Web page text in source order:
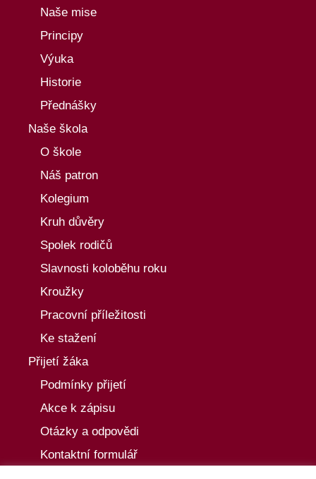
Naše mise
Principy
Výuka
Historie
Přednášky
Naše škola
O škole
Náš patron
Kolegium
Kruh důvěry
Spolek rodičů
Slavnosti koloběhu roku
Kroužky
Pracovní příležitosti
Ke stažení
Přijetí žáka
Podmínky přijetí
Akce k zápisu
Otázky a odpovědi
Kontaktní formulář